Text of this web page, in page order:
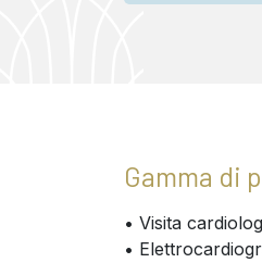
Gamma di
• Visita
•